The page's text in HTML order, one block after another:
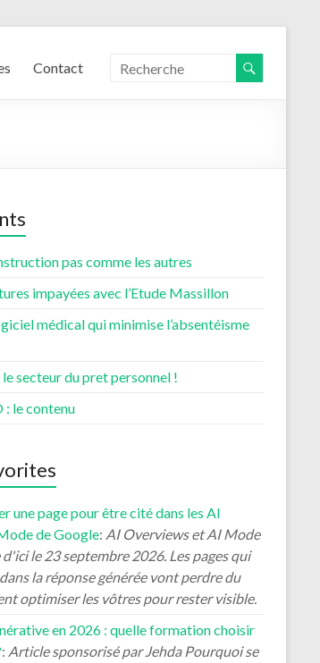
Contact
pas comme les autres
impayées avec l’Etude Massillon
médical qui minimise l’absentéisme
secteur du pret personnel !
: le contenu
une page pour être cité dans les AI
de Google: AI Overviews et AI Mode
le 23 septembre 2026. Les pages qui
la réponse générée vont perdre du
optimiser les vôtres pour rester visible.
en 2026 : quelle formation choisir
: Article sponsorisé par Jehda Pourquoi se